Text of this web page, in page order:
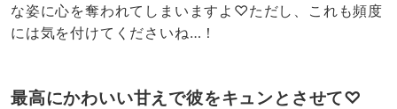
な姿に心を奪われてしまいますよ♡ただし、これも頻度
には気を付けてくださいね…！
最高にかわいい甘えで彼をキュンとさせて♡